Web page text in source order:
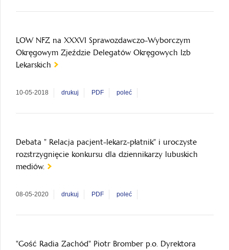
LOW NFZ na XXXVI Sprawozdawczo-Wyborczym
Okręgowym Zjeździe Delegatów Okręgowych Izb
Lekarskich
10-05-2018 drukuj PDF poleć
Debata " Relacja pacjent-lekarz-płatnik" i uroczyste
rozstrzygnięcie konkursu dla dziennikarzy lubuskich
mediów.
08-05-2020 drukuj PDF poleć
"Gość Radia Zachód" Piotr Bromber p.o. Dyrektora